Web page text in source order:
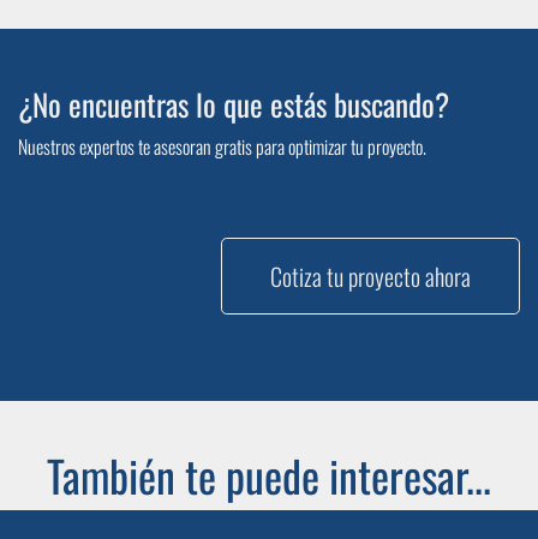
¿No encuentras lo que estás buscando?
Nuestros expertos te asesoran gratis para optimizar tu proyecto.
Cotiza tu proyecto ahora
También te puede interesar...